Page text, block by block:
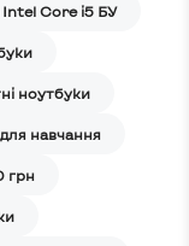
Core i5 БУ
ноутбуки
навчання
грн